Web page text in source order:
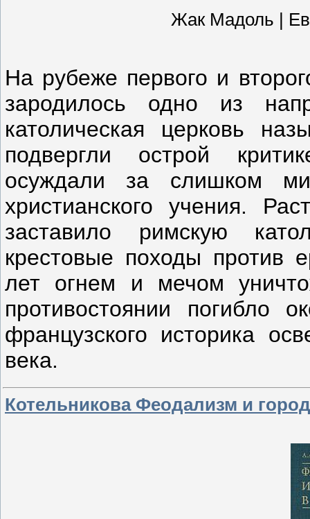
Жак Мадоль |
На рубеже первого и
зародилось одно из
католическая церковь
подвергли острой
осуждали за слишком
христианского учения.
заставило римскую
крестовые походы против
лет огнем и мечом
противостоянии погибло
французского историка
века.
Котельникова Феодализм и